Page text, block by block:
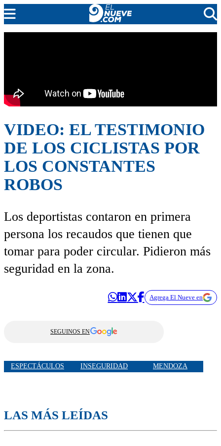
POLICIALES
EN VIVO
VIDEO: EL TESTIMONIO
DE LOS CICLISTAS POR
LOS CONSTANTES
ROBOS
Los deportistas contaron en primera
persona los recaudos que tienen que
tomar para poder circular. Pidieron más
seguridad en la zona.
Agrega El Nueve en
SEGUINOS EN
ESPECTÁCULOS INSEGURIDAD MENDOZA
LAS MÁS LEÍDAS